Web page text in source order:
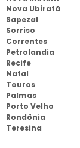
Nova Ubiratã
Sapezal
Sorriso
Correntes
Petrolandia
Recife
Natal
Touros
Palmas
Porto Velho
Rondônia
Teresina